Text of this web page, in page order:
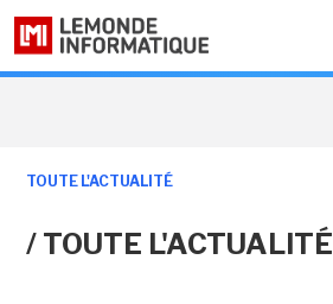
TOUTE L'ACTUALITÉ
/ TOUTE L'ACTUALITÉ